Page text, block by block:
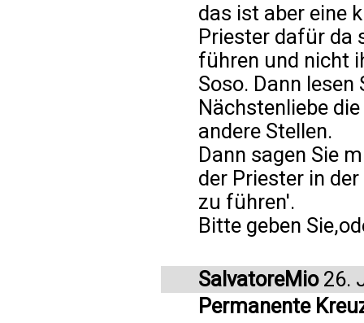
das ist aber eine
Priester dafür da
führen und nicht
Soso. Dann
Nächstenliebe
andere Stellen.
Dann sagen Sie
der Priester in
zu führen'.
Bitte geben
SalvatoreMio26.
Permanente